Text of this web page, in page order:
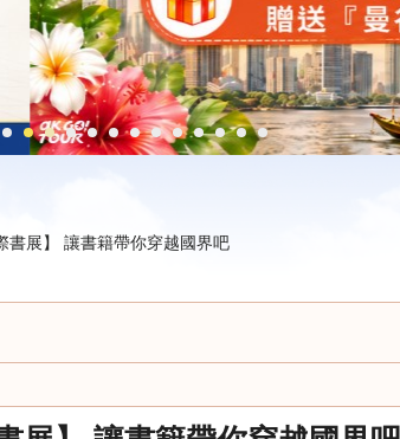
書展】 讓書籍帶你穿越國界吧